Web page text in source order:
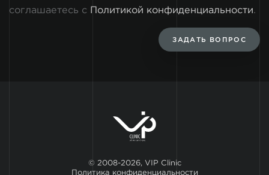
соглашаетесь с
Политикой конфиденциальности.
ЗАДАТЬ ВОПРОС
© 2008-2026, VIP Clinic
Политика конфиденциальности